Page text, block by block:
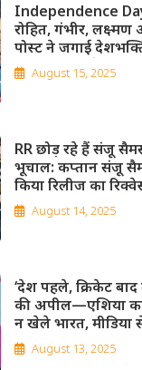
Independence
रोहित, गंभीर,
पोस्ट ने जगाई
अगस्त पर क्रिकेट
जश्न, दिग्गज
August 15, 2025
RR छोड़ रहे हैं संजू
भूचाल: कप्तान संजू
किया रिलीज का
विवाद बना वजह!
August 14, 2025
‘देश पहले, क्रिकेट
की अपील—एशिया
न खेले भारत,
पाकिस्तान को
करे प्रेस!
August 13, 2025